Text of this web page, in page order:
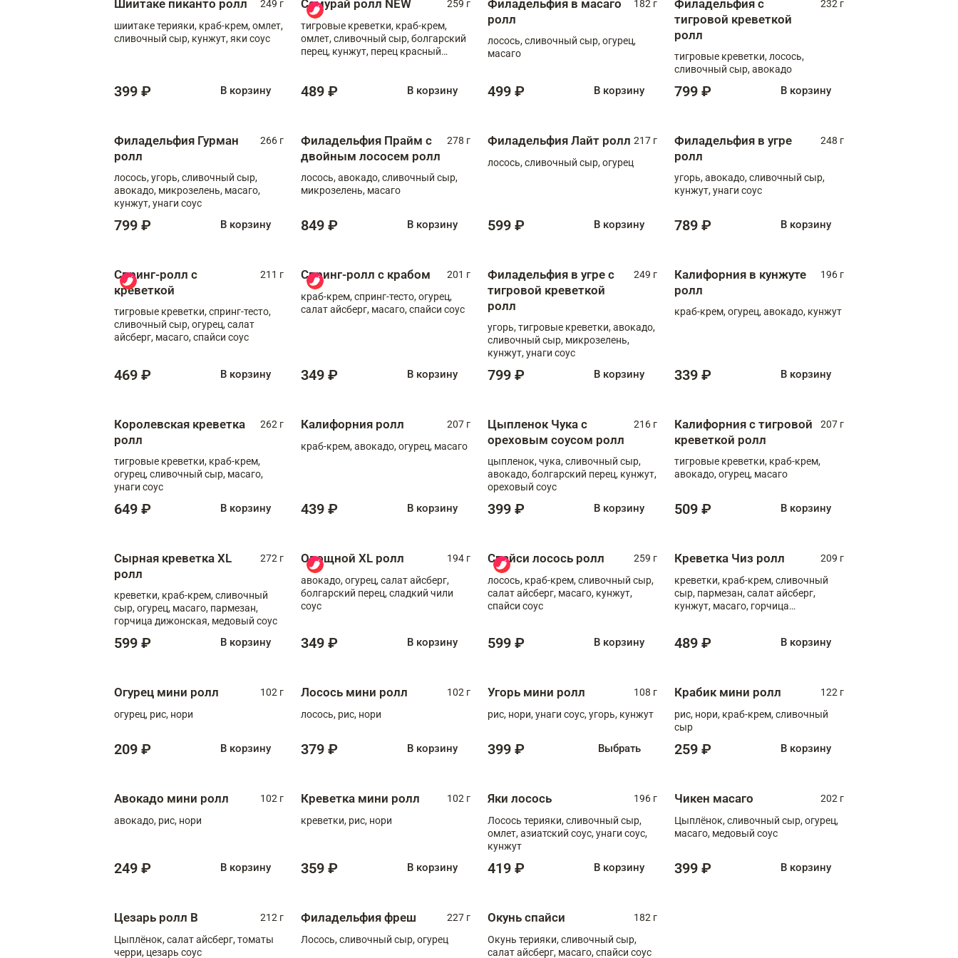
Шиитаке пиканто ролл
249 г
шиитаке терияки, краб-крем, омлет,
сливочный сыр, кунжут, яки соус
399 ₽ В корзину
Самурай ролл NEW
259 г
тигровые креветки, краб-крем,
омлет, сливочный сыр, болгарский
перец, кунжут, перец красный
489 ₽ В корзину
Филадельфия в масаго
ролл
182 г
лосось, сливочный сыр, огурец,
масаго
499 ₽ В корзину
Филадельфия с
тигровой креветкой
ролл
232 г
тигровые креветки, лосось,
сливочный сыр, авокадо
799 ₽ В корзину
Филадельфия Гурман
ролл
266 г
лосось, угорь, сливочный сыр,
авокадо, микрозелень, масаго,
кунжут, унаги соус
799 ₽ В корзину
Филадельфия Прайм с
двойным лососем ролл
278 г
лосось, авокадо, сливочный сыр,
микрозелень, масаго
849 ₽ В корзину
Филадельфия Лайт ролл 217 г
лосось, сливочный сыр, огурец
599 ₽ В корзину
Филадельфия в угре
ролл
248 г
угорь, авокадо, сливочный сыр,
кунжут, унаги соус
789 ₽ В корзину
Спринг-ролл с
креветкой
211 г
тигровые креветки, спринг-тесто,
сливочный сыр, огурец, салат
айсберг, масаго, спайси соус
469 ₽ В корзину
Спринг-ролл с крабом
201 г
краб-крем, спринг-тесто, огурец,
салат айсберг, масаго, спайси соус
349 ₽ В корзину
Филадельфия в угре с
тигровой креветкой
ролл
249 г
угорь, тигровые креветки, авокадо,
сливочный сыр, микрозелень,
кунжут, унаги соус
799 ₽ В корзину
Калифорния в кунжуте
ролл
196 г
краб-крем, огурец, авокадо, кунжут
339 ₽ В корзину
Королевская креветка
ролл
262 г
тигровые креветки, краб-крем,
огурец, сливочный сыр, масаго,
унаги соус
649 ₽ В корзину
Калифорния ролл
207 г
краб-крем, авокадо, огурец, масаго
439 ₽ В корзину
Цыпленок Чука с
ореховым соусом ролл
216 г
цыпленок, чука, сливочный сыр,
авокадо, болгарский перец, кунжут,
ореховый соус
399 ₽ В корзину
Калифорния с тигровой
креветкой ролл
207 г
тигровые креветки, краб-крем,
авокадо, огурец, масаго
509 ₽ В корзину
Сырная креветка XL
ролл
272 г
креветки, краб-крем, сливочный
сыр, огурец, масаго, пармезан,
горчица дижонская, медовый соус
599 ₽ В корзину
Овощной XL ролл
194 г
авокадо, огурец, салат айсберг,
болгарский перец, сладкий чили
соус
349 ₽ В корзину
Спайси лосось ролл
259 г
лосось, краб-крем, сливочный сыр,
салат айсберг, масаго, кунжут,
спайси соус
599 ₽ В корзину
Креветка Чиз ролл
209 г
креветки, краб-крем, сливочный
сыр, пармезан, салат айсберг,
кунжут, масаго, горчица
489 ₽ В корзину
Огурец мини ролл
102 г
огурец, рис, нори
209 ₽ В корзину
Лосось мини ролл
102 г
лосось, рис, нори
379 ₽ В корзину
Угорь мини ролл
108 г
рис, нори, унаги соус, угорь, кунжут
399 ₽ Выбрать
Крабик мини ролл
122 г
рис, нори, краб-крем, сливочный
сыр
259 ₽ В корзину
Авокадо мини ролл
102 г
авокадо, рис, нори
249 ₽ В корзину
Креветка мини ролл
102 г
креветки, рис, нори
359 ₽ В корзину
Яки лосось
196 г
Лосось терияки, сливочный сыр,
омлет, азиатский соус, унаги соус,
кунжут
419 ₽ В корзину
Чикен масаго
202 г
Цыплёнок, сливочный сыр, огурец,
масаго, медовый соус
399 ₽ В корзину
Цезарь ролл В
212 г
Цыплёнок, салат айсберг, томаты
черри, цезарь соус
Филадельфия фреш
227 г
Лосось, сливочный сыр, огурец
Окунь спайси
182 г
Окунь терияки, сливочный сыр,
салат айсберг, масаго, спайси соус